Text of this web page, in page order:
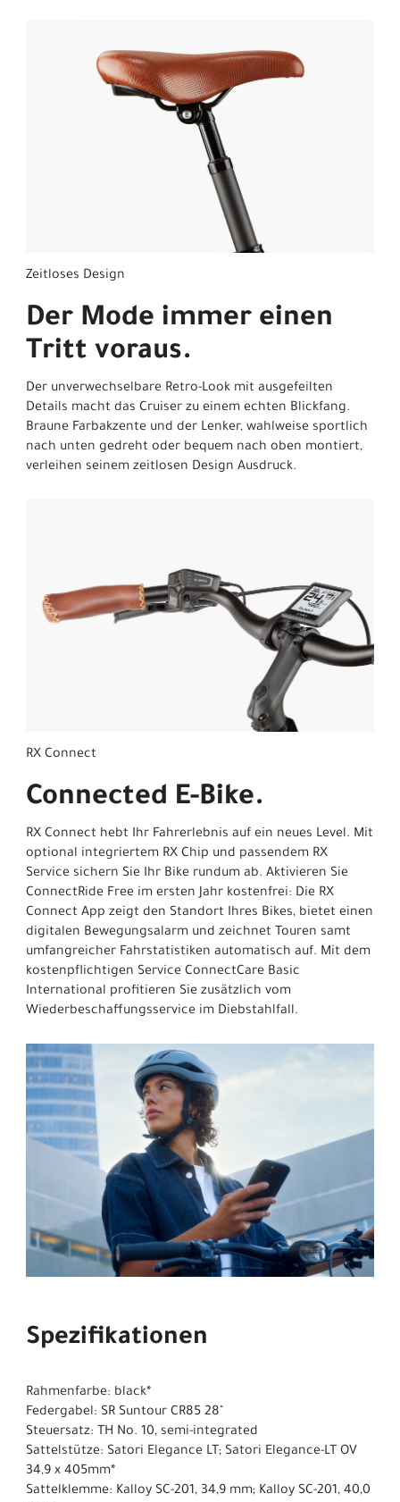
Zeitloses Design
Der Mode immer einen
Tritt voraus.
Der unverwechselbare Retro-Look mit ausgefeilten
Details macht das Cruiser zu einem echten Blickfang.
Braune Farbakzente und der Lenker, wahlweise sportlich
nach unten gedreht oder bequem nach oben montiert,
verleihen seinem zeitlosen Design Ausdruck.
RX Connect
Connected E-Bike.
RX Connect hebt Ihr Fahrerlebnis auf ein neues Level. Mit
optional integriertem RX Chip und passendem RX
Service sichern Sie Ihr Bike rundum ab. Aktivieren Sie
ConnectRide Free im ersten Jahr kostenfrei: Die RX
Connect App zeigt den Standort Ihres Bikes, bietet einen
digitalen Bewegungsalarm und zeichnet Touren samt
umfangreicher Fahrstatistiken automatisch auf. Mit dem
kostenpflichtigen Service ConnectCare Basic
International profitieren Sie zusätzlich vom
Wiederbeschaffungsservice im Diebstahlfall.
Spezifikationen
Rahmenfarbe: black*
Federgabel: SR Suntour CR85 28"
Steuersatz: TH No. 10, semi-integrated
Sattelstütze: Satori Elegance LT; Satori Elegance-LT OV
34,9 x 405mm*
Sattelklemme: Kalloy SC-201, 34,9 mm; Kalloy SC-201, 40,0